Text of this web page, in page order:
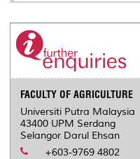
FACULTY OF AGRICULTURE
Universiti Putra Malaysia
43400 UPM Serdang
Selangor Darul Ehsan
+603-9769 4802